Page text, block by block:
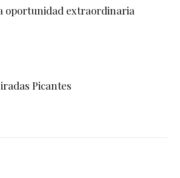
oportunidad extraordinaria
Picantes